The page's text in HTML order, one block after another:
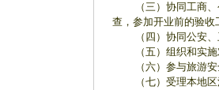
（三）协同工商、公
查，参加开业前的验收
（四）协同公安、卫
（五）组织和实施
（六）参与旅游安
（七）受理本地区